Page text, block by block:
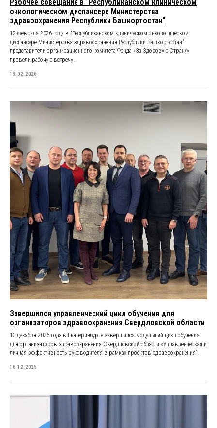
Рабочее совещание в “Республиканском клиническом
онкологическом диспансере Министерства
здравоохранения Республики Башкортостан”
12 февраля 2026 года в "Республиканском клиническом онкологическом
диспансере Министерства здравоохранения Республики Башкортостан"
представители организационного комитета Фонда «За Здоровую Страну»
провели рабочую встречу.
13.02.2026
Завершился управленческий цикл обучения для
организаторов здравоохранения Свердловской области
13 декабря 2025 года в Екатеринбурге завершился модульный цикл обучения
для организаторов здравоохранения Свердловской области «Управленческая и
личная эффективность руководителя в рамках проектов здравоохранения”.
16.12.2025